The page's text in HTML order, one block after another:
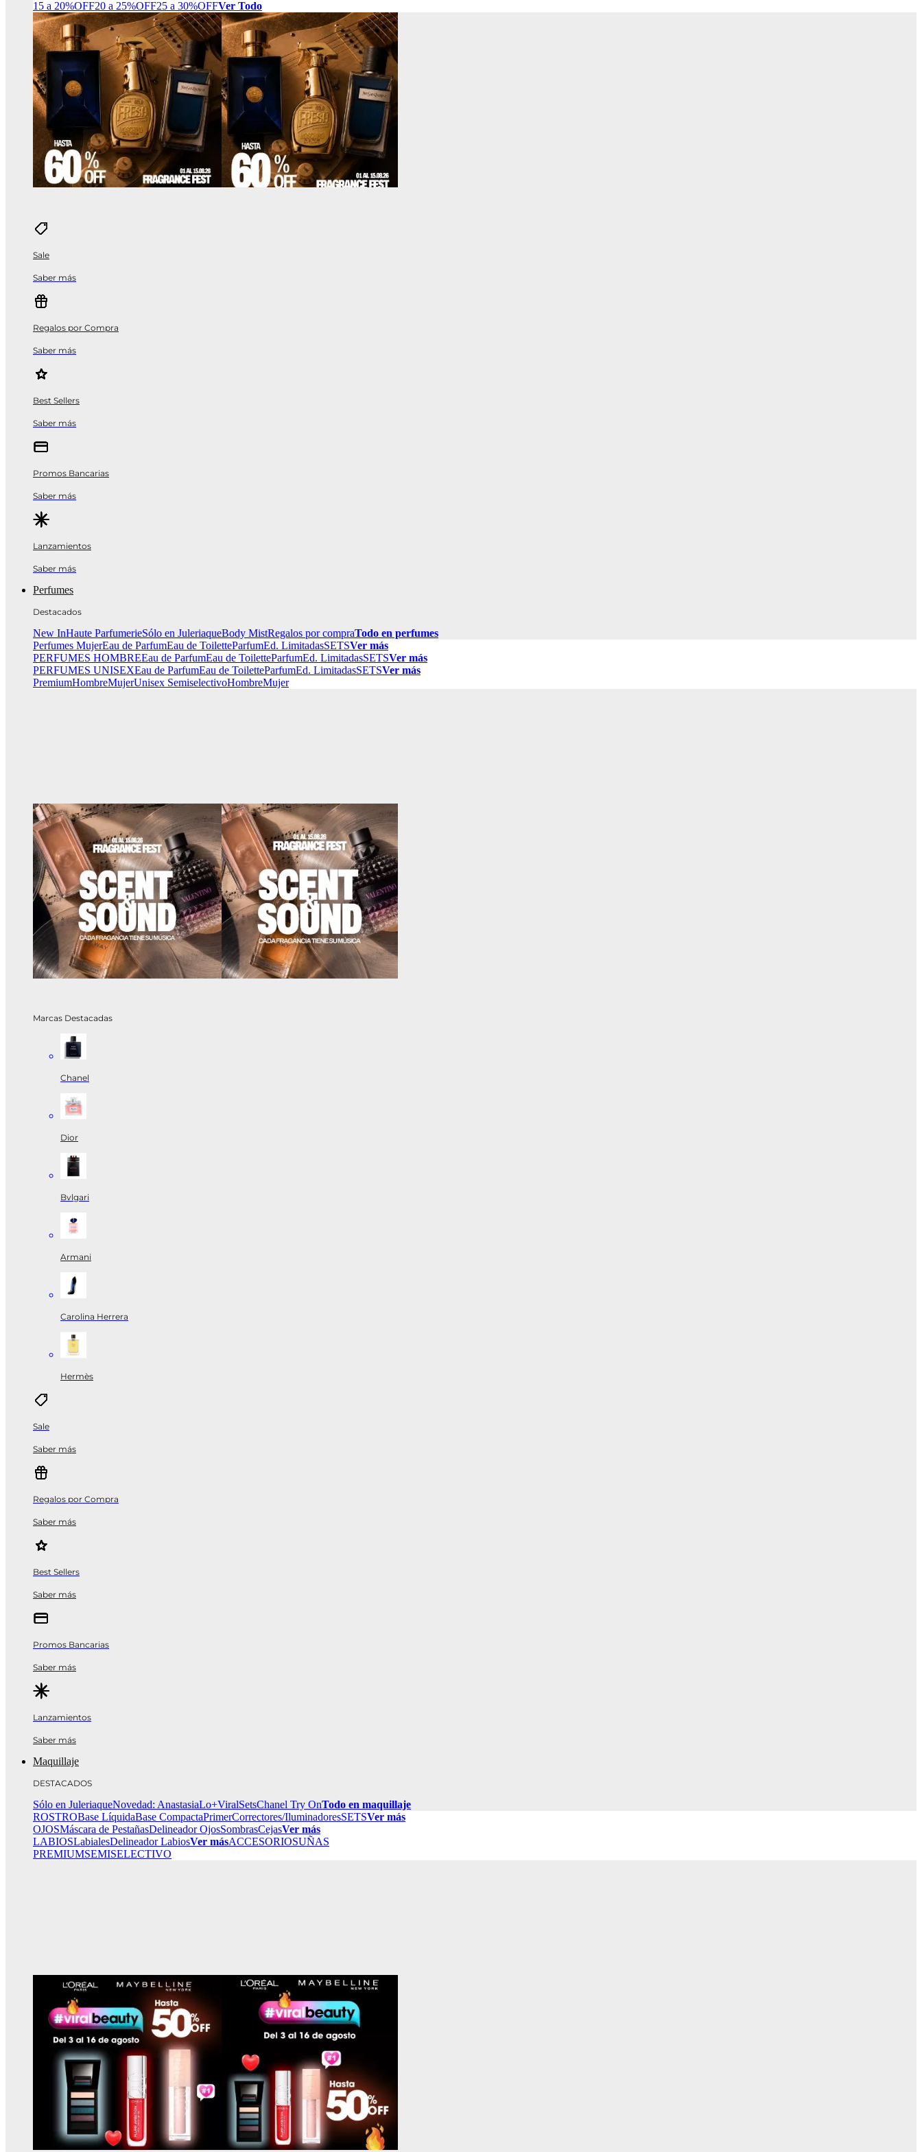
15 a 20%OFF20 a 25%OFF25 a 30%OFFVer Todo
Sale
Saber más
Regalos por Compra
Saber más
Best Sellers
Saber más
Promos Bancarias
Saber más
Lanzamientos
Saber más
Perfumes
Destacados
New InHaute ParfumerieSólo en JuleriaqueBody MistRegalos por compraTodo en perfumes
Perfumes MujerEau de ParfumEau de ToiletteParfumEd. LimitadasSETSVer más
PERFUMES HOMBREEau de ParfumEau de ToiletteParfumEd. LimitadasSETSVer más
PERFUMES UNISEXEau de ParfumEau de ToiletteParfumEd. LimitadasSETSVer más
PremiumHombreMujerUnisex SemiselectivoHombreMujer
Marcas Destacadas
Chanel
Dior
Bvlgari
Armani
Carolina Herrera
Hermès
Sale
Saber más
Regalos por Compra
Saber más
Best Sellers
Saber más
Promos Bancarias
Saber más
Lanzamientos
Saber más
Maquillaje
DESTACADOS
Sólo en JuleriaqueNovedad: AnastasiaLo+ViralSetsChanel Try OnTodo en maquillaje
ROSTROBase LíquidaBase CompactaPrimerCorrectores/IluminadoresSETSVer más
OJOSMáscara de PestañasDelineador OjosSombrasCejasVer más
LABIOSLabialesDelineador LabiosVer másACCESORIOSUÑAS
PREMIUMSEMISELECTIVO